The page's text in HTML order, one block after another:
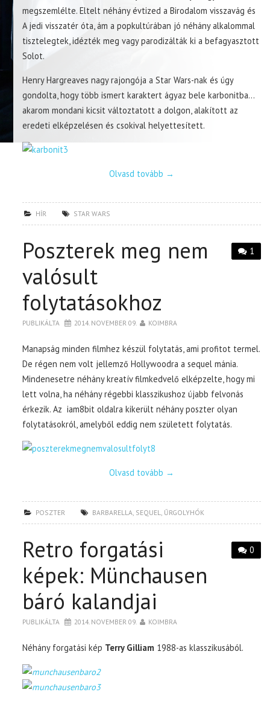
megszemlélte. Eltelt néhány évtized a Birodalom visszavág és
A jedi visszatér óta, ám a popkultúrában jó néhány alkalommal
tisztelegtek, idézték meg vagy parodizálták ki a befagyasztott
Solot.
Henry Hargreaves nagy rajongója a Star Wars-nak és úgy
gondolta, hogy több ismert karaktert ágyaz bele karbonitba…
akarom mondani kicsit változtatott a dolgon, alakított az
eredeti elképzelésen és csokival helyettesített.
Olvasd tovább →
HÍR STAR WARS
1
Poszterek meg nem
valósult
folytatásokhoz
PUBLIKÁLTA 2014. NOVEMBER 09. KOIMBRA
Manapság minden filmhez készül folytatás, ami profitot termel.
De régen nem volt jellemző Hollywoodra a sequel mánia.
Mindenesetre néhány kreatív filmkedvelő elképzelte, hogy mi
lett volna, ha néhány régebbi klasszikushoz újabb felvonás
érkezik. Az iam8bit oldalra kikerült néhány poszter olyan
folytatásokról, amelyből eddig nem született folytatás.
Olvasd tovább →
POSZTER BARBARELLA SEQUEL ŰRGOLYHÓK
0
Retro forgatási
képek: Münchausen
báró kalandjai
PUBLIKÁLTA 2014. NOVEMBER 09. KOIMBRA
Néhány forgatási kép Terry Gilliam 1988-as klasszikusából.